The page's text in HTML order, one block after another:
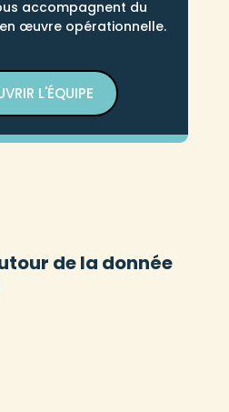
accompagnent du
œuvre opérationnelle.
L'ÉQUIPE
de la donnée